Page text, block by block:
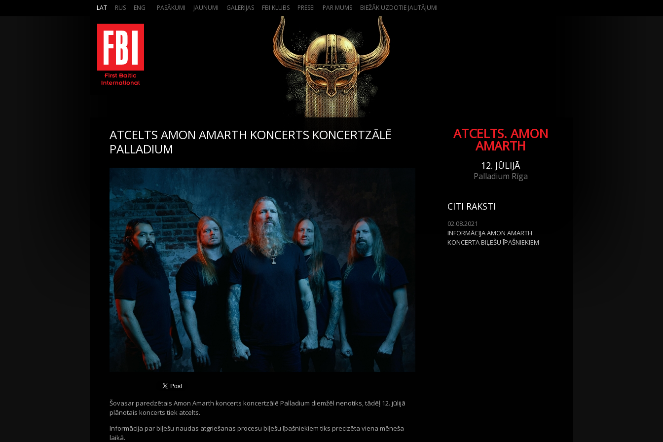
LAT RUS ENG PASĀKUMI JAUNUMI GALERIJAS FBI KLUBS PRESEI PAR MUMS BIEŽĀK UZDOTIE JAUTĀJUMI
ATCELTS AMON AMARTH KONCERTS KONCERTZĀLĒ
PALLADIUM
Šovasar paredzētais Amon Amarth koncerts koncertzālē Palladium diemžēl nenotiks, tādēļ 12. jūlijā
plānotais koncerts tiek atcelts.
Informācija par biļešu naudas atgriešanas procesu biļešu īpašniekiem tiks precizēta viena mēneša
laikā.
ATCELTS. AMON
AMARTH
12. JŪLIJĀ
Palladium Rīga
CITI RAKSTI
02.08.2021
INFORMĀCIJA AMON AMARTH
KONCERTA BIĻEŠU ĪPAŠNIEKIEM